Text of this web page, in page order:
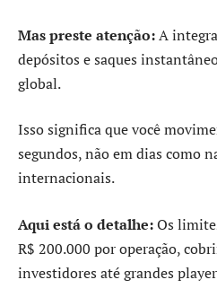
Mas preste atenção:A
depósitos e saques
global.
Isso significa que você
segundos, não em dias como
internacionais.
Aqui está o detalhe:Os
R$ 200.000 por operação,
investidores até grandes